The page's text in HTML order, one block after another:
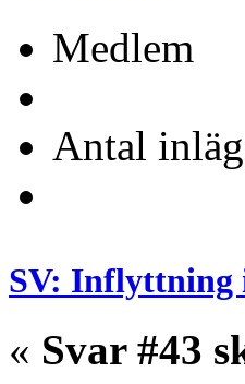
Medlem
Antal
SV: Inflyttning
« Svar #43